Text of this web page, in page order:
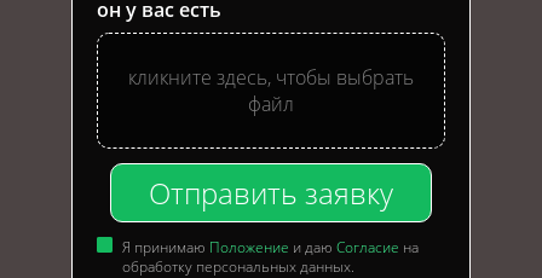
он у вас есть
кликните здесь, чтобы выбрать
файл
Отправить заявку
Я принимаю Положение и даю Согласие на
обработку персональных данных.